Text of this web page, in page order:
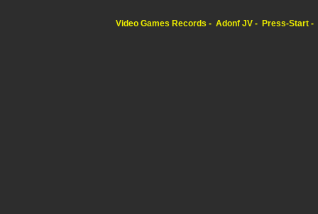
Video Games Records Adonf JV Press-Start